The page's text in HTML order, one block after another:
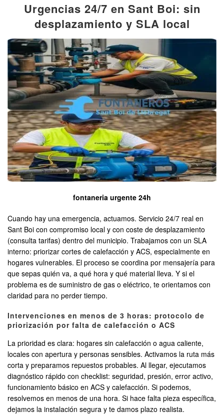
Urgencias 24/7 en Sant Boi: sin
desplazamiento y SLA local
fontaneria urgente 24h
Cuando hay una emergencia, actuamos. Servicio 24/7 real en
Sant Boi con compromiso local y con coste de desplazamiento
(consulta tarifas) dentro del municipio. Trabajamos con un SLA
interno: priorizar cortes de calefacción y ACS, especialmente en
hogares vulnerables. El proceso se coordina por mensajería para
que sepas quién va, a qué hora y qué material lleva. Y si el
problema es de suministro de gas o eléctrico, te orientamos con
claridad para no perder tiempo.
Intervenciones en menos de 3 horas: protocolo de
priorización por falta de calefacción o ACS
La prioridad es clara: hogares sin calefacción o agua caliente,
locales con apertura y personas sensibles. Activamos la ruta más
corta y preparamos repuestos probables. Al llegar, ejecutamos
diagnóstico rápido con checklist: seguridad, presión, error activo,
funcionamiento básico en ACS y calefacción. Si podemos,
resolvemos en menos de una hora. Si hace falta pieza específica,
dejamos la instalación segura y te damos plazo realista.